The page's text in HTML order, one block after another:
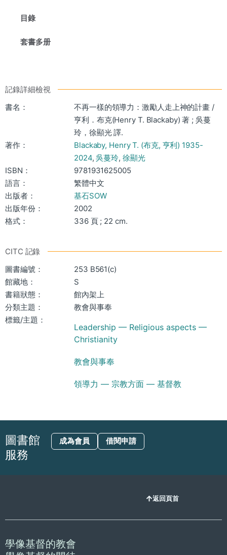
目錄
套書多册
記錄詳細檢視
書名：
不再一樣的領導力：激勵人走上神的計畫 /
亨利．布克(Henry T. Blackaby) 著 ; 吳蔓
玲，徐顯光 譯.
著作：
Blackaby, Henry T. (布克, 亨利) 1935-
2024,吳蔓玲, 徐顯光
ISBN：
9781931625005
語言：
繁體中文
出版者：
基石SOW
出版年份：
2002
格式：
336 頁 ; 22 cm.
CITC 記錄
圖書編號：
253 B561(c)
館藏地：
S
書籍狀態：
館內架上
分類主題：
教會與事奉
標籤/主題：
Leadership — Religious aspects —
Christianity
教會與事奉
領導力 — 宗教方面 — 基督教
圖書館
服務
成為會員 借閱申請
返回頁首
學像基督的教會